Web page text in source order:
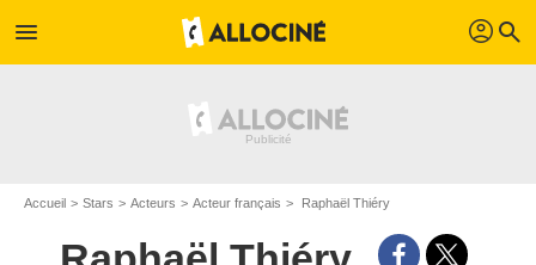
menu profil search
Accueil Stars Acteurs Acteur français Raphaël Thiéry